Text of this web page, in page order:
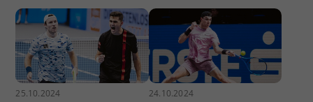
25.10.2024 24.10.2024